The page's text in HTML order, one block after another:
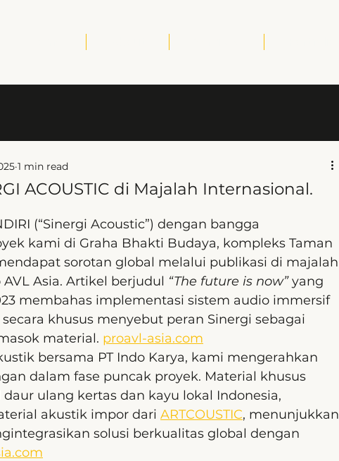
ACOUSTIC di Majalah Internasional.
1 min read
(“Sinergi Acoustic”) dengan bangga
kami di Graha Bhakti Budaya, kompleks Taman
sorotan global melalui publikasi di majalah
Asia. Artikel berjudul “The future is now” yang
membahas implementasi sistem audio immersif
khusus menyebut peran Sinergi sebagai
material. proavl-asia.com
bersama PT Indo Karya, kami mengerahkan
dalam fase puncak proyek. Material khusus
ulang kertas dan kayu lokal Indonesia,
akustik impor dari ARTCOUSTIC, menunjukkan
solusi berkualitas global dengan